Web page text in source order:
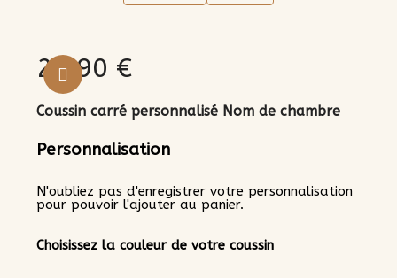
24,90 €
Coussin carré personnalisé Nom de chambre
Personnalisation
N'oubliez pas d'enregistrer votre personnalisation
pour pouvoir l'ajouter au panier.
Choisissez la couleur de votre coussin